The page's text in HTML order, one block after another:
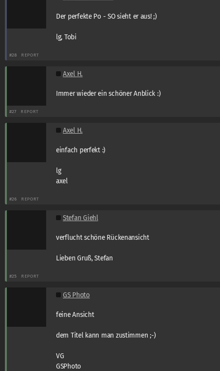
Der perfekte Po - SO sieht er aus! ;)
lg, Tobi
#28 REPORT
Axel H.
Immer wieder ein schöner Anblick :)
#27 REPORT
Axel H.
einfach perfekt :)
lg
axel
#26 REPORT
Stefan Giehl
verflucht schöne Rückenansicht
Lieben Gruß, Stefan
#25 REPORT
GS Photo
feine Ansicht
dem Titel kann man zustimmen ;-)
VG
GSPhoto